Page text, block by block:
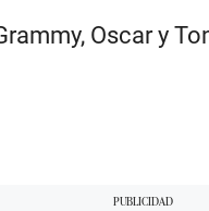
Oscar y